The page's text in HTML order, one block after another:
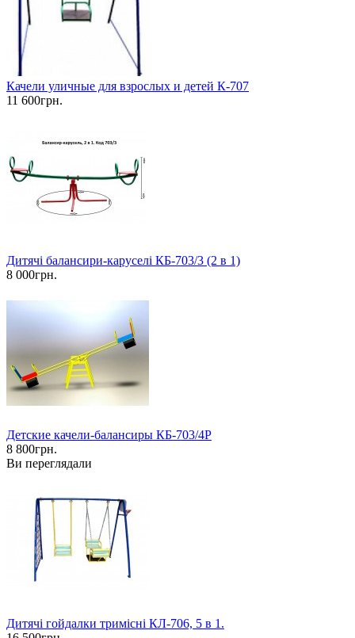
Качели уличные для взрослых и детей К-707
11 600грн.
Дитячі балансири-каруселі КБ-703/3 (2 в 1)
8 000грн.
Детские качели-балансиры КБ-703/4Р
8 800грн.
Ви переглядали
Дитячі гойдалки тримісні КЛ-706, 5 в 1.